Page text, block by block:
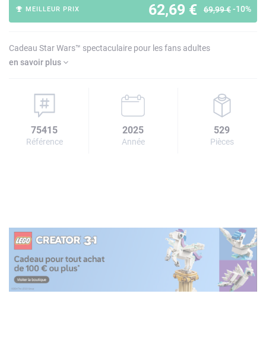
62,69 € 69,99 €-10%
MEILLEUR PRIX
Cadeau Star Wars™ spectaculaire pour les fans adultes
en savoir plus
75415
Référence
2025
Année
529
Pièces